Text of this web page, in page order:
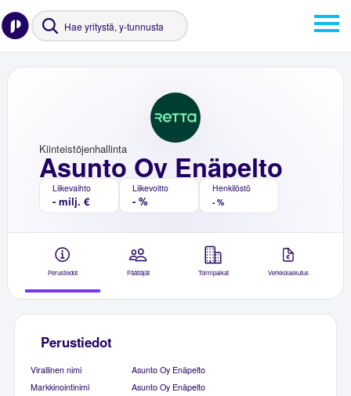
Asunto Oy Enäpelto
Kiinteistöjenhallinta
Liikevaihto
- milj. €
Liikevoitto
- %
Henkilöstö
- %
Perustiedot Päättäjät Toimipaikat Verkkolaskutus
Perustiedot
Virallinen nimi
Asunto Oy Enäpelto
Markkinointinimi
Asunto Oy Enäpelto